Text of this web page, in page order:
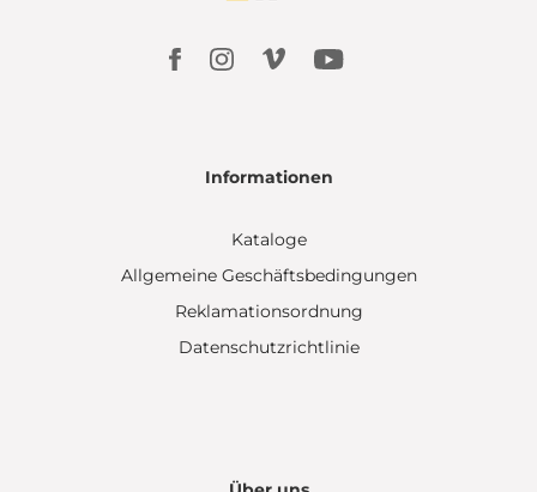
Informationen
Kataloge
Allgemeine Geschäftsbedingungen
Reklamationsordnung
Datenschutzrichtlinie